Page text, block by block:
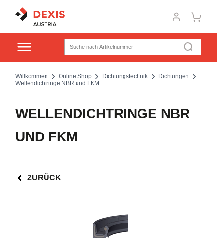
Willkommen Online Shop Dichtungstechnik
Dichtungen
Wellendichtringe NBR und FKM
WELLENDICHTRINGE NBR
UND FKM
ZURÜCK